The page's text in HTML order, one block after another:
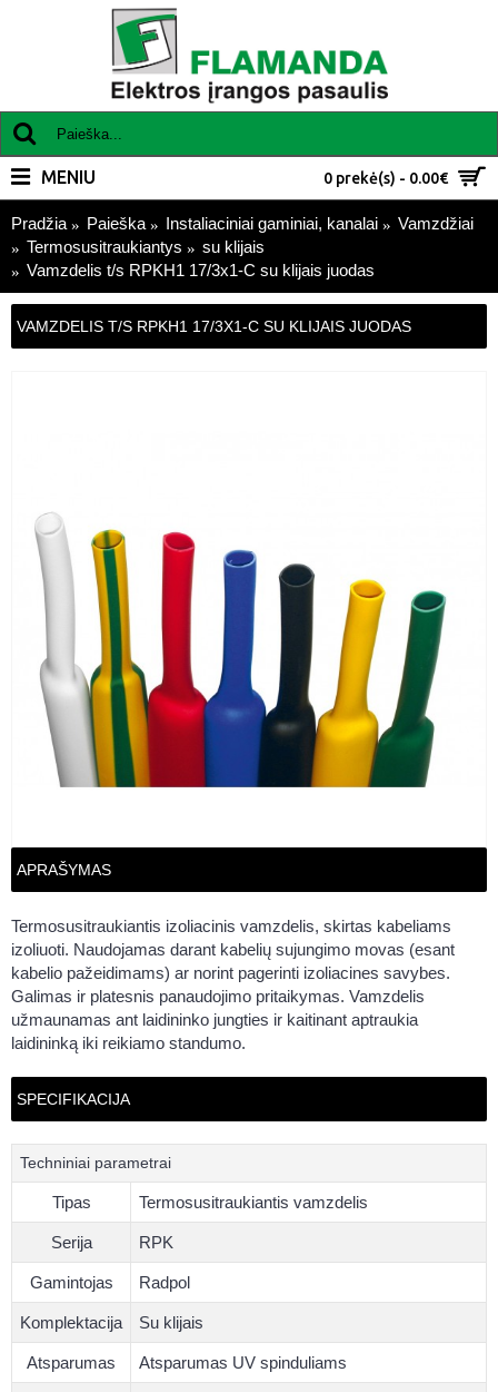
0 prekė(s) - 0.00€
MENIU
Pradžia Paieška Instaliaciniai gaminiai, kanalai
Vamzdžiai
Termosusitraukiantys
su klijais
Vamzdelis t/s RPKH1 17/3x1-C su klijais juodas
VAMZDELIS T/S RPKH1 17/3X1-C SU KLIJAIS JUODAS
APRAŠYMAS
Termosusitraukiantis izoliacinis vamzdelis, skirtas kabeliams
izoliuoti. Naudojamas darant kabelių sujungimo movas (esant
kabelio pažeidimams) ar norint pagerinti izoliacines savybes.
Galimas ir platesnis panaudojimo pritaikymas. Vamzdelis
užmaunamas ant laidininko jungties ir kaitinant aptraukia
laidininką iki reikiamo standumo.
SPECIFIKACIJA
Techniniai parametrai
Tipas Termosusitraukiantis vamzdelis
Serija RPK
Gamintojas Radpol
Komplektacija Su klijais
Atsparumas Atsparumas UV spinduliams